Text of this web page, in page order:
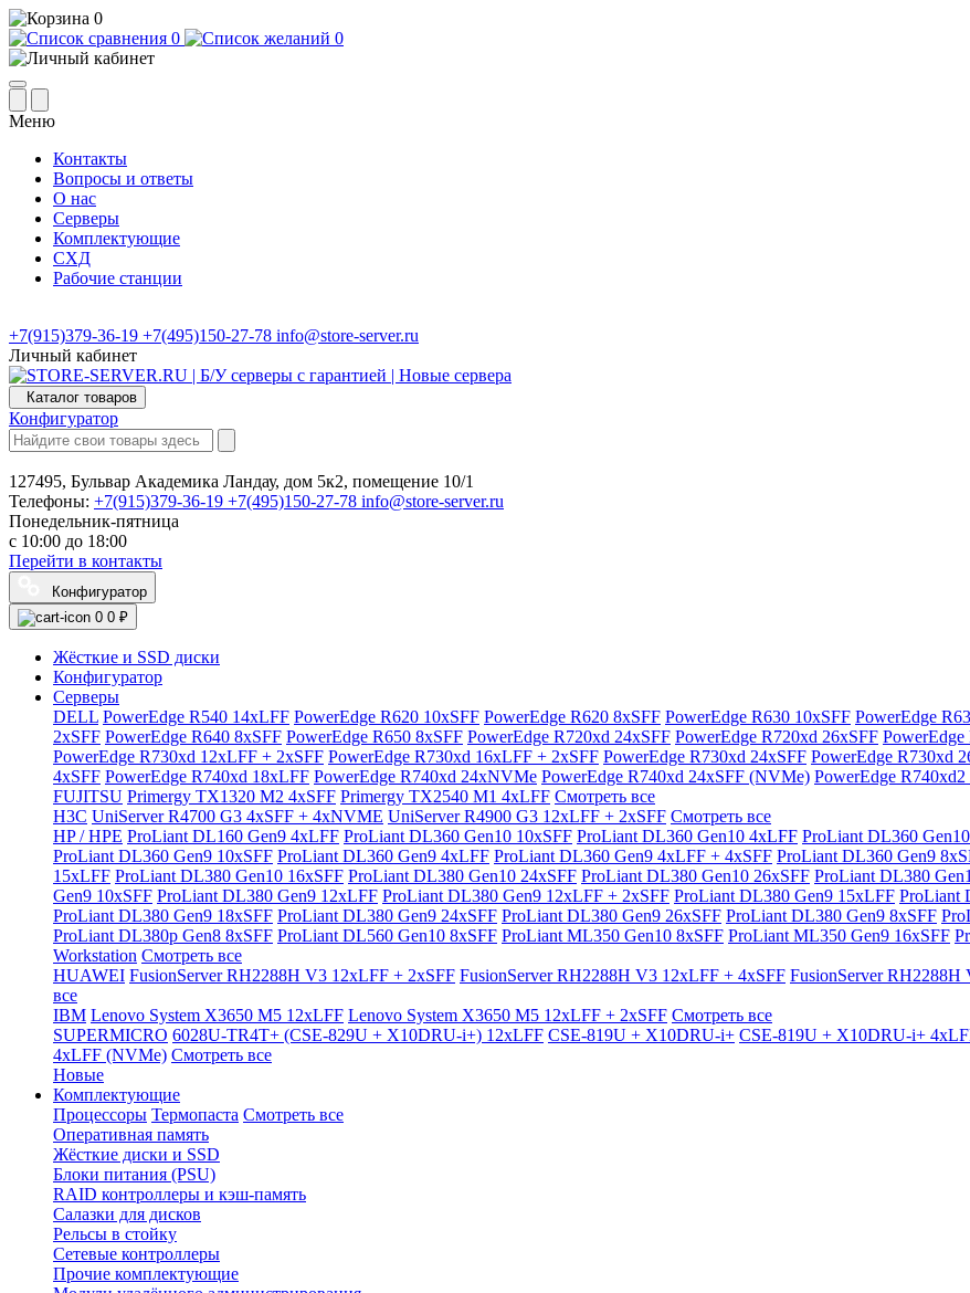
0
0
0
Меню
Контакты
Вопросы и ответы
О нас
Серверы
Комплектующие
СХД
Рабочие станции
+7(915)379-36-19 +7(495)150-27-78 info@store-server.ru
Личный кабинет
Каталог товаров
Конфигуратор
127495, Бульвар Академика Ландау, дом 5к2, помещение 10/1
Телефоны: +7(915)379-36-19 +7(495)150-27-78 info@store-server.ru
Понедельник-пятница
с 10:00 до 18:00
Перейти в контакты
Конфигуратор
0 0 ₽
Жёсткие и SSD диски
Конфигуратор
Серверы
DELL PowerEdge R540 14xLFF PowerEdge R620 10xSFF PowerEdge R620 8xSFF PowerEdge R630 10xSFF PowerEdge
2xSFF PowerEdge R640 8xSFF PowerEdge R650 8xSFF PowerEdge R720xd 24xSFF PowerEdge R720xd 26xSFF
PowerEdge R730xd 12xLFF + 2xSFF PowerEdge R730xd 16xLFF + 2xSFF PowerEdge R730xd 24xSFF PowerEdge R730xd
4xSFF PowerEdge R740xd 18xLFF PowerEdge R740xd 24xNVMe PowerEdge R740xd 24xSFF (NVMe) PowerEdge
FUJITSU Primergy TX1320 M2 4xSFF Primergy TX2540 M1 4xLFF Смотреть все
H3C UniServer R4700 G3 4xSFF + 4xNVME UniServer R4900 G3 12xLFF + 2xSFF Смотреть все
HP / HPE ProLiant DL160 Gen9 4xLFF ProLiant DL360 Gen10 10xSFF ProLiant DL360 Gen10 4xLFF ProLiant DL360
ProLiant DL360 Gen9 10xSFF ProLiant DL360 Gen9 4xLFF ProLiant DL360 Gen9 4xLFF + 4xSFF ProLiant DL360 Gen9
15xLFF ProLiant DL380 Gen10 16xSFF ProLiant DL380 Gen10 24xSFF ProLiant DL380 Gen10 26xSFF ProLiant DL380
Gen9 10xSFF ProLiant DL380 Gen9 12xLFF ProLiant DL380 Gen9 12xLFF + 2xSFF ProLiant DL380 Gen9 15xLFF ProLiant
ProLiant DL380 Gen9 18xSFF ProLiant DL380 Gen9 24xSFF ProLiant DL380 Gen9 26xSFF ProLiant DL380 Gen9 8xSFF
ProLiant DL380p Gen8 8xSFF ProLiant DL560 Gen10 8xSFF ProLiant ML350 Gen10 8xSFF ProLiant ML350 Gen9 16xSFF
Workstation Смотреть все
HUAWEI FusionServer RH2288H V3 12xLFF + 2xSFF FusionServer RH2288H V3 12xLFF + 4xSFF FusionServer RH2288H
все
IBM Lenovo System X3650 M5 12xLFF Lenovo System X3650 M5 12xLFF + 2xSFF Смотреть все
SUPERMICRO 6028U-TR4T+ (CSE-829U + X10DRU-i+) 12xLFF CSE-819U + X10DRU-i+ CSE-819U + X10DRU-i+
4xLFF (NVMe) Смотреть все
Новые
Комплектующие
Процессоры Термопаста Смотреть все
Оперативная память
Жёсткие диски и SSD
Блоки питания (PSU)
RAID контроллеры и кэш-память
Салазки для дисков
Рельсы в стойку
Сетевые контроллеры
Прочие комплектующие